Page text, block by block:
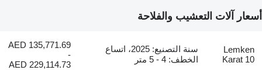
أسعار آلات التعشيب والفلاحة
Lemken
Karat 10
سنة التصنيع: 2025، اتساع
الخطف: 4 - 5 متر
AED 135,771.69
-
AED 229,114.73